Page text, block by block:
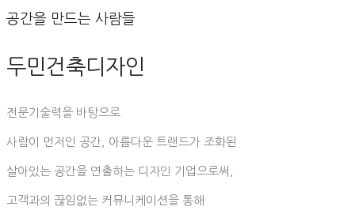
공간을 만드는 사람들
두민건축디자인
전문기술력을 바탕으로
사람이 먼저인 공간, 아름다운 트랜드가 조화된
살아있는 공간을 연출하는 디자인 기업으로써,
고객과의 끊임없는 커뮤니케이션을 통해